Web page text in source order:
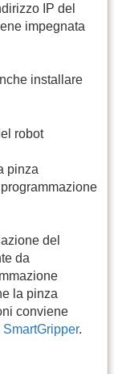
IP del
impegnata
installare
robot
pinza
del
da
la pinza
conviene
.